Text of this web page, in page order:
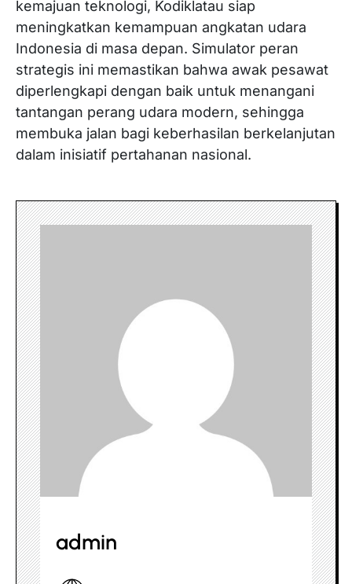
kemajuan teknologi, Kodiklatau siap
meningkatkan kemampuan angkatan udara
Indonesia di masa depan. Simulator peran
strategis ini memastikan bahwa awak pesawat
diperlengkapi dengan baik untuk menangani
tantangan perang udara modern, sehingga
membuka jalan bagi keberhasilan berkelanjutan
dalam inisiatif pertahanan nasional.
admin